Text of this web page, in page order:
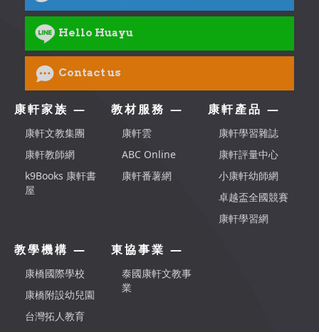
Hello Huayu
Contact us
康軒家族 —
康軒文教集團
康軒教師網
k9Books 康軒書
屋
教材服務 —
康軒雲
ABC Online
康軒番薯網
康軒產品 —
康軒學習雜誌
康軒評量中心
小康軒幼師網
卓越盃全國競賽
康軒學習網
教學機構 —
康橋國際學校
康橋附設幼兒園
台灣拓人教育
東協事業 —
泰國康軒文教事
業